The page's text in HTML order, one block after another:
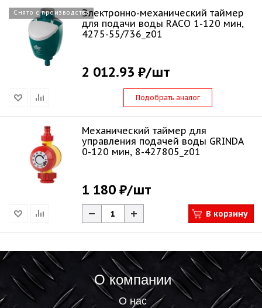
Снято с производстваЭлектронно-механический таймер
для подачи воды RACO 1-120 мин,
4275-55/736_z01
2 012.93 ₽/шт
Подобрать аналог
Механический таймер для
управления подачей воды GRINDA
0-120 мин, 8-427805_z01
1 180 ₽/шт
В корзину
О компании
О нас